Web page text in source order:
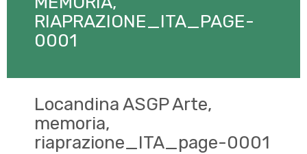
RIAPRAZIONE_ITA_PAGE-
0001
Locandina ASGP Arte,
memoria,
riaprazione_ITA_page-0001